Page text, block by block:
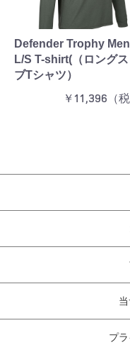
Defender Trophy
L/S T-shirt(（ロング
ブTシャツ）
￥11,396（税
プ